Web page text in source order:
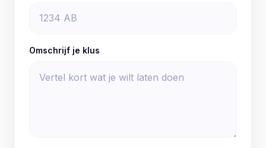
Omschrijf je klus